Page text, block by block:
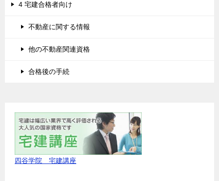
4 宅建合格者向け
不動産に関する情報
他の不動産関連資格
合格後の手続
四谷学院 宅建講座